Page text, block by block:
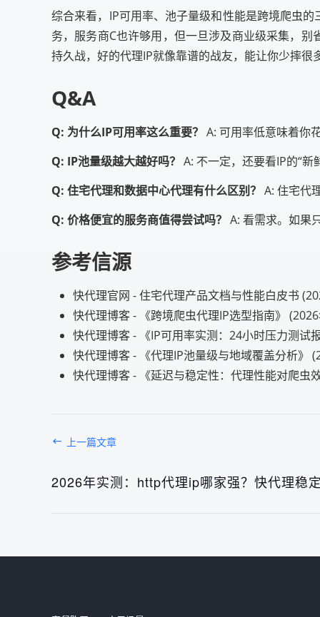
综合来看，IP可用率、池子量级和性能是跨境爬虫
务，服务商C也许够用，但一旦涉及商业级采集，
持久战，好的代理IP就像靠谱的战友，能让你少摔很
Q&A
Q: 为什么IP可用率这么重要？ A: 可用率低意味着你
Q: IP池量级越大越好吗？ A: 不一定，还要看IP的“
Q: 住宅代理和数据中心代理有什么区别？ A: 住宅代
Q: 价格便宜的服务商值得尝试吗？ A: 看需求。如果
参考信源
快代理官网 - 住宅代理产品文档与性能白皮书
快代理博客 - 《跨境爬虫代理IP选型指南》
快代理博客 - 《IP可用率实测：24小时压力测试
快代理博客 - 《代理IP池量级与地域覆盖分析》
快代理博客 - 《延迟与稳定性：代理性能对爬虫
上一篇文章
2026年实测：http代理ip哪家强？快代理稳